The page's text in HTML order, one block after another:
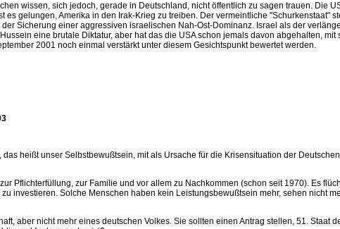
wissen, sich jedoch, gerade in Deutschland, nicht öffentlich zu sagen trauen. Die
gelungen, Amerika in den Irak-Krieg zu treiben. Der vermeintliche "Schurkenstaat"
Sicherung einer aggressiven israelischen Nah-Ost-Dominanz. Israel als der
eine brutale Diktatur, aber hat das die USA schon jemals davon abgehalten,
2001 noch einmal verstärkt unter diesem Gesichtspunkt bewertet werden.
heißt unser Selbstbewußtsein, mit als Ursache für die Krisensituation der
Pflichterfüllung, zur Familie und vor allem zu Nachkommen (schon seit 1970). Es
investieren. Solche Menschen haben kein Leistungsbewußtsein mehr, sehen nicht
aber nicht mehr eines deutschen Volkes. Sie sollten einen Antrag stellen, 51. Staat